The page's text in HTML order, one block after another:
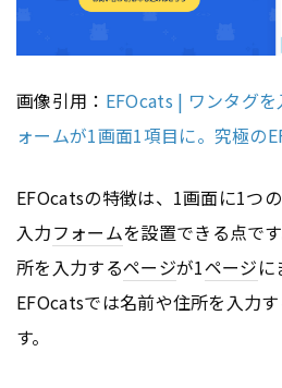
画像引用： EFOcats | ワンタグ
ォームが1画面1項目に。究極の
EFOcatsの特徴は、1画面に1つ
入力フォームを設置できる点で
所を入力するページが1ページに
EFOcatsでは名前や住所を入力
す。